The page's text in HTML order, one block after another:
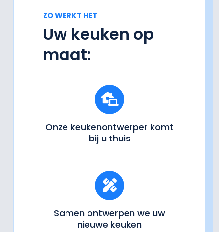
ZO WERKT HET
Uw keuken op
maat:
Onze keukenontwerper komt
bij u thuis
Samen ontwerpen we uw
nieuwe keuken